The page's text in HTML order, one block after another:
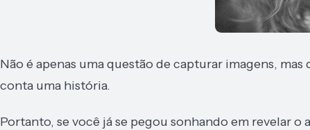
Não é apenas uma questão de capturar imagens,
conta uma história.
Portanto, se você já se pegou sonhando em revelar